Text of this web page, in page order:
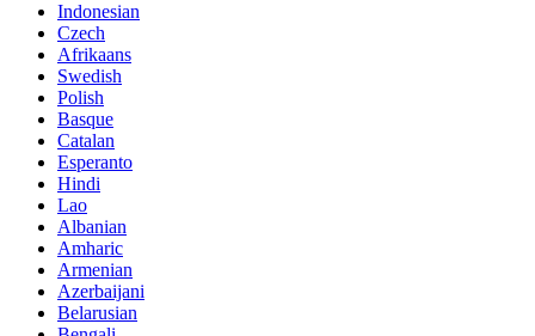
Indonesian
Czech
Afrikaans
Swedish
Polish
Basque
Catalan
Esperanto
Hindi
Lao
Albanian
Amharic
Armenian
Azerbaijani
Belarusian